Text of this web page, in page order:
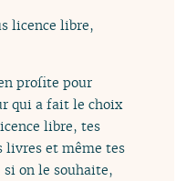
licence libre,
profite pour
qui a fait le choix
libre, tes
livres et même tes
si on le souhaite,